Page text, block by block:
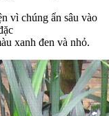
vì chúng ẩn sâu vào
xanh đen và nhỏ.